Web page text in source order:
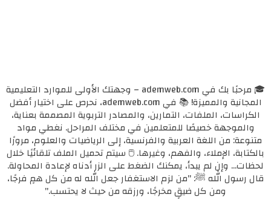
🎓 مرحبًا بك في ademweb.com – وجهتك الأولى للموارد التعليمية
المجانية والمميزة! 📚 في ademweb.com، نحرص على اختيار أفضل
الكراسات، الملفات، التمارين، والمصادر التربوية المصممة بعناية،
والموجهة خصيصًا للمتعلمين في مختلف المراحل. نغطي مواد
متنوعة: من اللغة العربية والفرنسية، إلى الرياضيات والعلوم، مرورًا
بالكتابة، الإملاء، والفهم، وغيرها. 🖱️ سيتم تحميل الملف تلقائيًا خلال
لحظات... وإن لم يبدأ، يمكنك الضغط على الزر أدناه لإعادة المحاولة.
قال رسول الله ﷺ: "من لزم الاستغفار جعل الله له من كل همٍ فرجًا،
ومن كل ضيقٍ مخرجًا، ورزقه من حيث لا يحتسب."